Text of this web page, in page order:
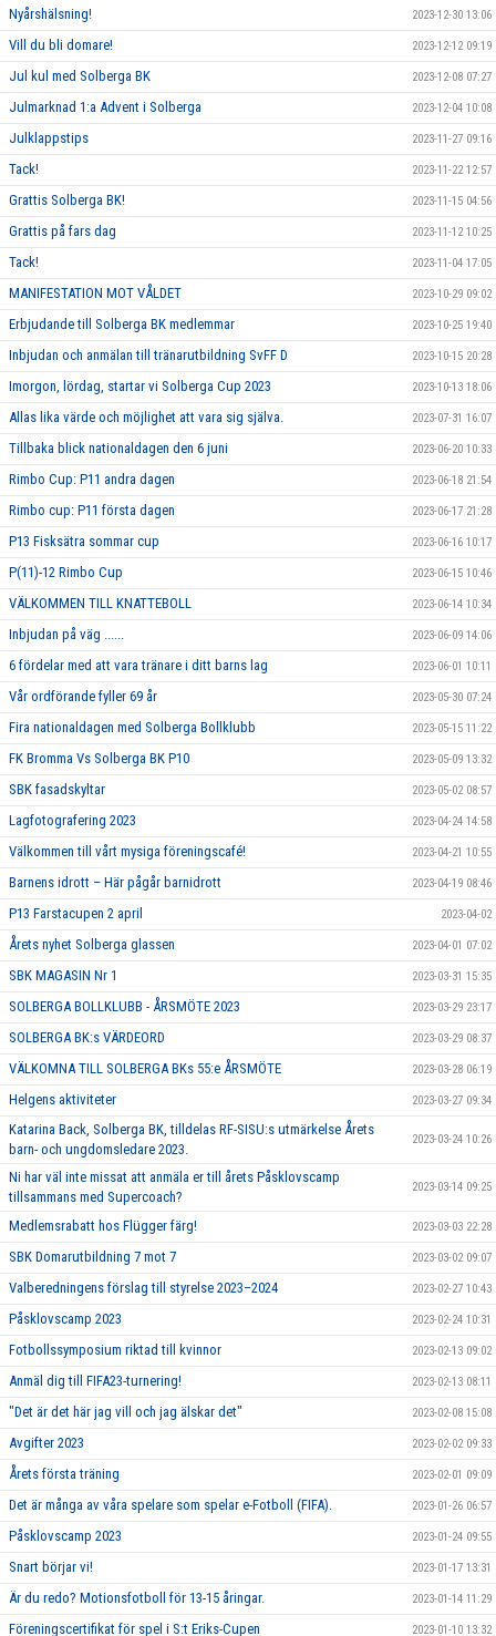
Nyårshälsning! 2023-12-30 13:06
Vill du bli domare! 2023-12-12 09:19
Jul kul med Solberga BK 2023-12-08 07:27
Julmarknad 1:a Advent i Solberga 2023-12-04 10:08
Julklappstips 2023-11-27 09:16
Tack! 2023-11-22 12:57
Grattis Solberga BK! 2023-11-15 04:56
Grattis på fars dag 2023-11-12 10:25
Tack! 2023-11-04 17:05
MANIFESTATION MOT VÅLDET 2023-10-29 09:02
Erbjudande till Solberga BK medlemmar 2023-10-25 19:40
Inbjudan och anmälan till tränarutbildning SvFF D 2023-10-15 20:28
Imorgon, lördag, startar vi Solberga Cup 2023 2023-10-13 18:06
Allas lika värde och möjlighet att vara sig själva. 2023-07-31 16:07
Tillbaka blick nationaldagen den 6 juni 2023-06-20 10:33
Rimbo Cup: P11 andra dagen 2023-06-18 21:54
Rimbo cup: P11 första dagen 2023-06-17 21:28
P13 Fisksätra sommar cup 2023-06-16 10:17
P(11)-12 Rimbo Cup 2023-06-15 10:46
VÄLKOMMEN TILL KNATTEBOLL 2023-06-14 10:34
Inbjudan på väg ...... 2023-06-09 14:06
6 fördelar med att vara tränare i ditt barns lag 2023-06-01 10:11
Vår ordförande fyller 69 år 2023-05-30 07:24
Fira nationaldagen med Solberga Bollklubb 2023-05-15 11:22
FK Bromma Vs Solberga BK P10 2023-05-09 13:32
SBK fasadskyltar 2023-05-02 08:57
Lagfotografering 2023 2023-04-24 14:58
Välkommen till vårt mysiga föreningscafé! 2023-04-21 10:55
Barnens idrott – Här pågår barnidrott 2023-04-19 08:46
P13 Farstacupen 2 april 2023-04-02
Årets nyhet Solberga glassen 2023-04-01 07:02
SBK MAGASIN Nr 1 2023-03-31 15:35
SOLBERGA BOLLKLUBB - ÅRSMÖTE 2023 2023-03-29 23:17
SOLBERGA BK:s VÄRDEORD 2023-03-29 08:37
VÄLKOMNA TILL SOLBERGA BKs 55:e ÅRSMÖTE 2023-03-28 06:19
Helgens aktiviteter 2023-03-27 09:34
Katarina Back, Solberga BK, tilldelas RF-SISU:s utmärkelse Årets
barn- och ungdomsledare 2023.
2023-03-24 10:26
Ni har väl inte missat att anmäla er till årets Påsklovscamp
tillsammans med Supercoach?
2023-03-14 09:25
Medlemsrabatt hos Flügger färg! 2023-03-03 22:28
SBK Domarutbildning 7 mot 7 2023-03-02 09:07
Valberedningens förslag till styrelse 2023–2024 2023-02-27 10:43
Påsklovscamp 2023 2023-02-24 10:31
Fotbollssymposium riktad till kvinnor 2023-02-13 09:02
Anmäl dig till FIFA23-turnering! 2023-02-13 08:11
"Det är det här jag vill och jag älskar det" 2023-02-08 15:08
Avgifter 2023 2023-02-02 09:33
Årets första träning 2023-02-01 09:09
Det är många av våra spelare som spelar e-Fotboll (FIFA). 2023-01-26 06:57
Påsklovscamp 2023 2023-01-24 09:55
Snart börjar vi! 2023-01-17 13:31
Är du redo? Motionsfotboll för 13-15 åringar. 2023-01-14 11:29
Föreningscertifikat för spel i S:t Eriks-Cupen 2023-01-10 13:32